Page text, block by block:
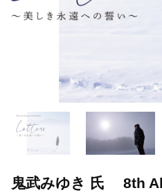
鬼武みゆき 氏 8th